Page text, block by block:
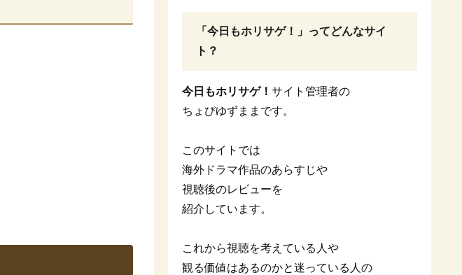
「今日もホリサゲ！」ってどんなサイ
ト？
今日もホリサゲ！ サイト管理者の
ちょびゆずままです。
このサイトでは
海外ドラマ作品のあらすじや
視聴後のレビューを
紹介しています。
これから視聴を考えている人や
観る価値はあるのかと迷っている人の